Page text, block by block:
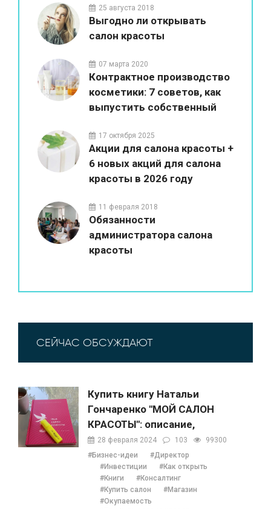
25 августа 2018
Выгодно ли открывать
салон красоты
07 марта 2020
Контрактное производство
косметики: 7 советов, как
выпустить собственный
17 октября 2025
Акции для салона красоты +
6 новых акций для салона
красоты в 2026 году
11 февраля 2018
Обязанности
администратора салона
красоты
СЕЙЧАС ОБСУЖДАЮТ
Купить книгу Натальи
Гончаренко "МОЙ САЛОН
КРАСОТЫ": описание,
содержание, отзывы,
бонусы и 1 глава
28 февраля 2024 103
99300
#Бизнес-идеи
#Директор
#Инвестиции
#Как открыть
#Книги
#Консалтинг
#Купить салон
#Магазин
#Окупаемость